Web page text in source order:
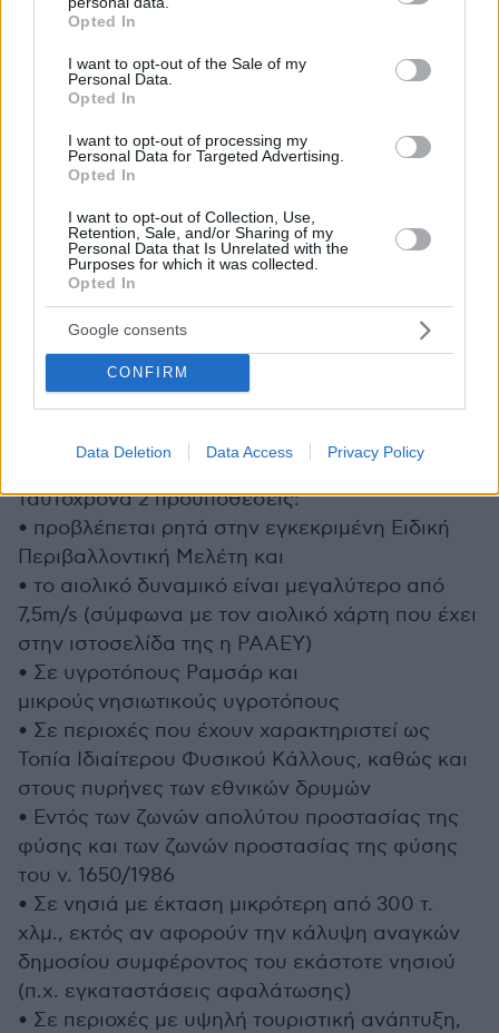
grant or deny consent to Google and its third-party tags to
use your data for below specified purposes in below Google
consent section.
Opted In
I want to opt-out of the Sale of my
Personal Data.
Opted In
I want to opt-out of processing my
Personal Data for Targeted Advertising.
Opted In
I want to opt-out of Collection, Use,
Retention, Sale, and/or Sharing of my
Personal Data that Is Unrelated with the
Purposes for which it was collected.
Opted In
Google consents
CONFIRM
Data Deletion Data Access Privacy Policy
αποκλεισμού, ώστε η ανάπτυξη της αιολικής
ενέργειας να προχωρήσει με τάξη, ισορροπία
και σεβασμό στα ιδιαίτερα χαρακτηριστικά
κάθε περιοχής.
Αιολικά πάρκα εφεξής δεν επιτρέπονται,
οριζόντια:
• Στην Αττική και τη Μητροπολιτική Περιοχή
Θεσσαλονίκης
• Εντός περιοχών με υψόμετρο μεγαλύτερο των
1.200 m.
• Εντός των Ζωνών Ειδικής Προστασίας (ΖΕΠ) -
δηλαδή περιοχών προστασίας της
ορνιθοπανίδας που αποτελούν μέρος του
δικτύου NATURA 2000. Επιτρέπεται μόνο κατ’
ταυτόχρονα 2 προϋποθέσεις:
• προβλέπεται ρητά στην εγκεκριμένη Ειδική
Περιβαλλοντική Μελέτη και
• το αιολικό δυναμικό είναι μεγαλύτερο από
7,5m/s (σύμφωνα με τον αιολικό χάρτη που έχει
στην ιστοσελίδα της η ΡΑΑΕΥ)
• Σε υγροτόπους Ραμσάρ και
μικρούς νησιωτικούς υγροτόπους
• Σε περιοχές που έχουν χαρακτηριστεί ως
Τοπία Ιδιαίτερου Φυσικού Κάλλους, καθώς και
στους πυρήνες των εθνικών δρυμών
• Εντός των ζωνών απολύτου προστασίας της
φύσης και των ζωνών προστασίας της φύσης
του ν. 1650/1986
• Σε νησιά με έκταση μικρότερη από 300 τ.
χλμ., εκτός αν αφορούν την κάλυψη αναγκών
δημοσίου συμφέροντος του εκάστοτε νησιού
(π.χ. εγκαταστάσεις αφαλάτωσης)
• Σε περιοχές με υψηλή τουριστική ανάπτυξη,